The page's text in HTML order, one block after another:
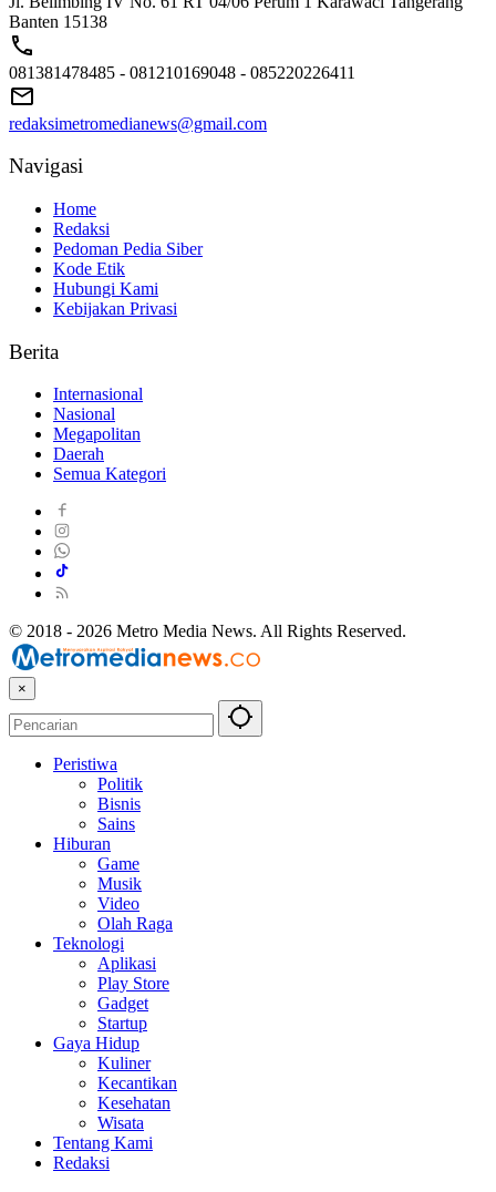
Banten 15138
081381478485 - 081210169048 - 085220226411
redaksimetromedianews@gmail.com
Navigasi
Home
Redaksi
Pedoman Pedia Siber
Kode Etik
Hubungi Kami
Kebijakan Privasi
Berita
Internasional
Nasional
Megapolitan
Daerah
Semua Kategori
© 2018 - 2026 Metro Media News. All Rights Reserved.
×
Peristiwa
Politik
Bisnis
Sains
Hiburan
Game
Musik
Video
Olah Raga
Teknologi
Aplikasi
Play Store
Gadget
Startup
Gaya Hidup
Kuliner
Kecantikan
Kesehatan
Wisata
Tentang Kami
Redaksi